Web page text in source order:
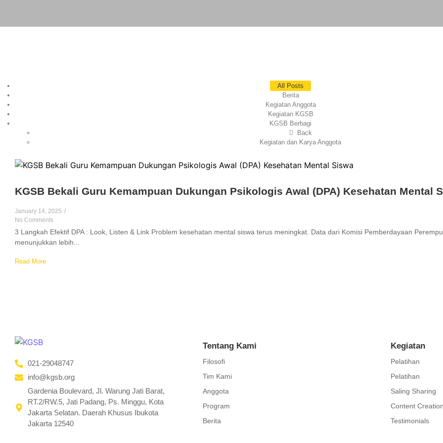
All Posts
Berita
Kegiatan Anggota
Kegiatan KGSB
KGSB Berbagi
Back
Kegiatan dan Karya Anggota
KGSB Bekali Guru Kemampuan Dukungan Psikologis Awal (DPA) Kesehatan Mental
January 14, 2025 /
No Comments
3 Langkah Efektif DPA : Look, Listen & Link Problem kesehatan mental siswa terus meningkat. Data dari Komisi Pemberdayaan
menunjukkan lebih...
Read More
021-29048747
info@kgsb.org
Gardenia Boulevard, Jl. Warung Jati Barat,
RT.2/RW.5, Jati Padang, Ps. Minggu, Kota
Jakarta Selatan. Daerah Khusus Ibukota
Jakarta 12540
Tentang Kami
Filosofi
Tim Kami
Anggota
Program
Berita
Kegiatan
Pelatihan
Pelatihan
Saling Sharing
Content Creation
Testimonials